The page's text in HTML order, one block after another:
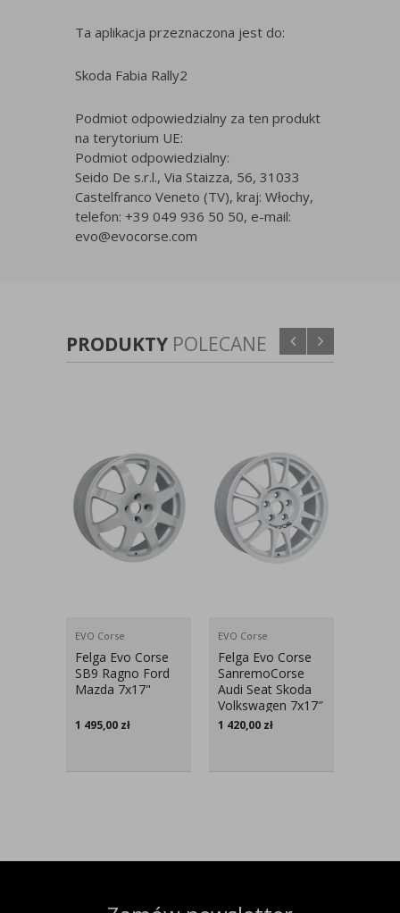
Ta aplikacja przeznaczona jest do:
Skoda Fabia Rally2
Podmiot odpowiedzialny za ten produkt
na terytorium UE:
Podmiot odpowiedzialny:
Seido De s.r.l., Via Staizza, 56, 31033
Castelfranco Veneto (TV), kraj: Włochy,
telefon: +39 049 936 50 50, e-mail:
evo@evocorse.com
PRODUKTY POLECANE
EVO Corse
Felga Evo Corse
SB9 Ragno Ford
Mazda 7x17"
1 495,00 zł
EVO Corse
Felga Evo Corse
SanremoCorse
Audi Seat Skoda
Volkswagen 7x17″
1 420,00 zł